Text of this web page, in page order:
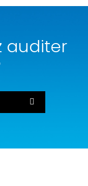
auditer